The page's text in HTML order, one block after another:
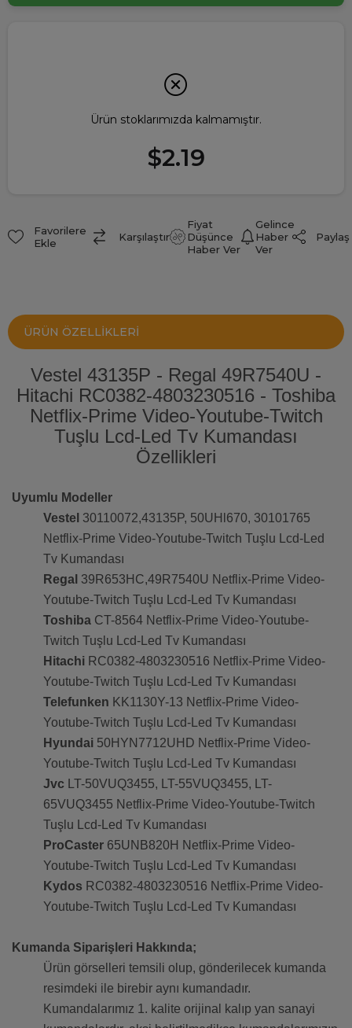
Ürün stoklarımızda kalmamıştır.
$2.19
Favorilere
Ekle
Karşılaştır
Fiyat
Düşünce
Haber Ver
Gelince
Haber
Ver
Paylaş
ÜRÜN ÖZELLIKLERI
Vestel 43135P - Regal 49R7540U -
Hitachi RC0382-4803230516 - Toshiba
Netflix-Prime Video-Youtube-Twitch
Tuşlu Lcd-Led Tv Kumandası
Özellikleri
Uyumlu Modeller
Vestel 30110072,43135P, 50UHl670, 30101765
Netflix-Prime Video-Youtube-Twitch Tuşlu Lcd-Led
Tv Kumandası
Regal 39R653HC,49R7540U Netflix-Prime Video-
Youtube-Twitch Tuşlu Lcd-Led Tv Kumandası
Toshiba CT-8564 Netflix-Prime Video-Youtube-
Twitch Tuşlu Lcd-Led Tv Kumandası
Hitachi RC0382-4803230516 Netflix-Prime Video-
Youtube-Twitch Tuşlu Lcd-Led Tv Kumandası
Telefunken KK1130Y-13 Netflix-Prime Video-
Youtube-Twitch Tuşlu Lcd-Led Tv Kumandası
Hyundai 50HYN7712UHD Netflix-Prime Video-
Youtube-Twitch Tuşlu Lcd-Led Tv Kumandası
Jvc
LT-50VUQ3455, LT-55VUQ3455, LT-
65VUQ3455 Netflix-Prime Video-Youtube-Twitch
Tuşlu Lcd-Led Tv Kumandası
ProCaster 65UNB820H Netflix-Prime Video-
Youtube-Twitch Tuşlu Lcd-Led Tv Kumandası
Kydos RC0382-4803230516 Netflix-Prime Video-
Youtube-Twitch Tuşlu Lcd-Led Tv Kumandası
Kumanda Siparişleri Hakkında;
Ürün görselleri temsili olup, gönderilecek kumanda
resimdeki ile birebir aynı kumandadır.
Kumandalarımız 1. kalite orijinal kalıp yan sanayi